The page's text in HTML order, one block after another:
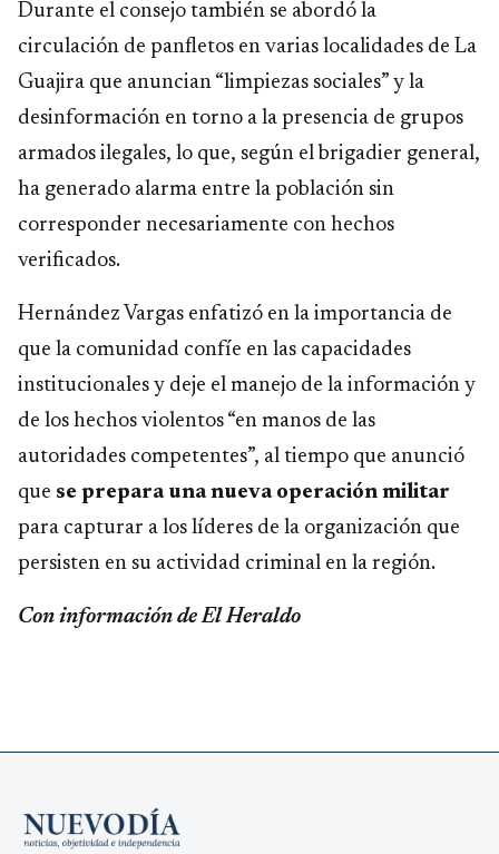
Durante el consejo también se abordó la
circulación de panfletos en varias localidades de La
Guajira que anuncian “limpiezas sociales” y la
desinformación en torno a la presencia de grupos
armados ilegales, lo que, según el brigadier general,
ha generado alarma entre la población sin
corresponder necesariamente con hechos
verificados.
Hernández Vargas enfatizó en la importancia de
que la comunidad confíe en las capacidades
institucionales y deje el manejo de la información y
de los hechos violentos “en manos de las
autoridades competentes”, al tiempo que anunció
que se prepara una nueva operación militar
para capturar a los líderes de la organización que
persisten en su actividad criminal en la región.
Con información de El Heraldo